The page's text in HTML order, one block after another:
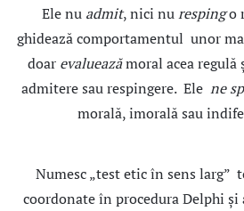
Ele nu admit, nici nurespingo
ghidează comportamentul unor
doar evalueazămoral acea regulă
admitere sau respingere. Ele ne
morală, imorală sau
Numesc „test etic în sens larg”
coordonate în procedura Delphi